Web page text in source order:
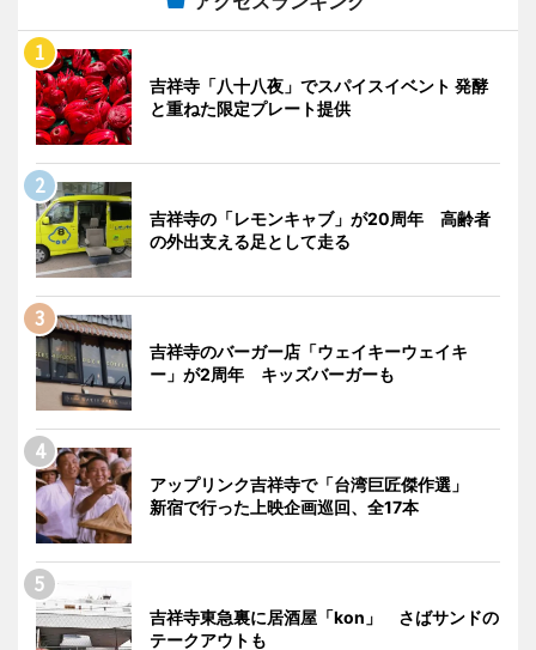
吉祥寺「八十八夜」でスパイスイベント 発酵
と重ねた限定プレート提供
吉祥寺の「レモンキャブ」が20周年 高齢者
の外出支える足として走る
吉祥寺のバーガー店「ウェイキーウェイキ
ー」が2周年 キッズバーガーも
アップリンク吉祥寺で「台湾巨匠傑作選」
新宿で行った上映企画巡回、全17本
吉祥寺東急裏に居酒屋「kon」 さばサンドの
テークアウトも